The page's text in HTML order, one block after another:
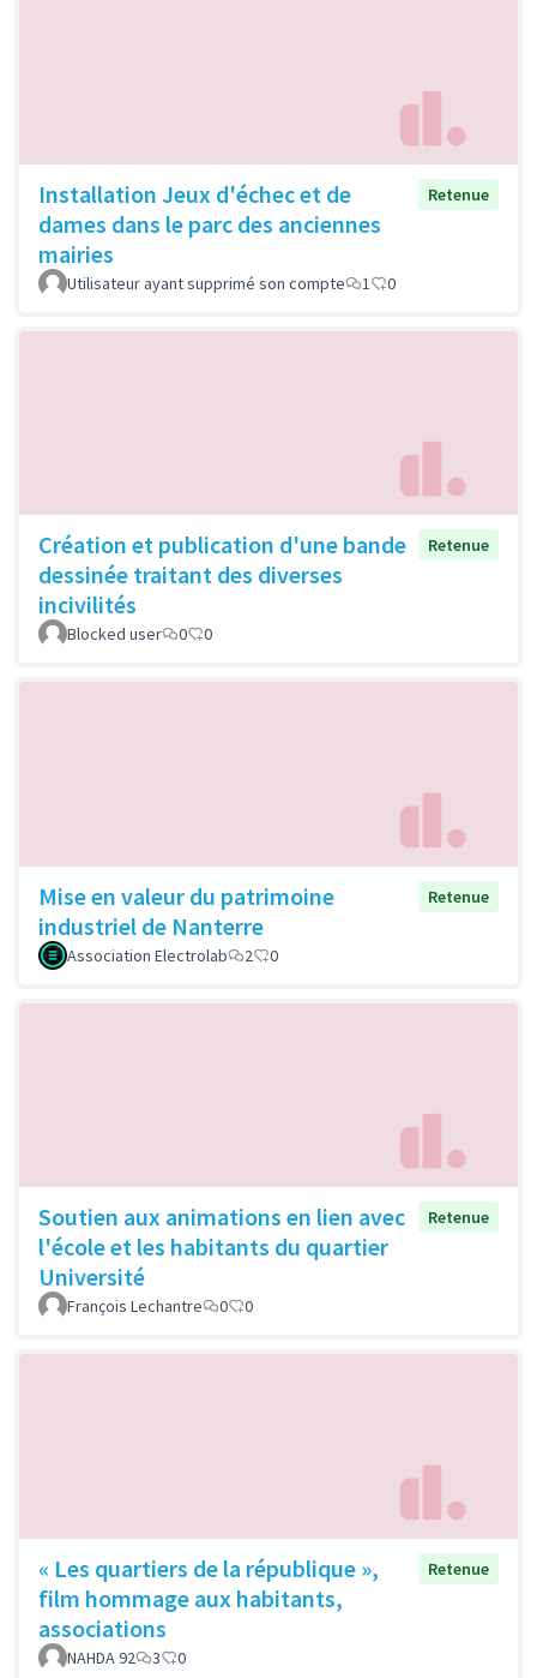
Installation Jeux d'échec et de
dames dans le parc des anciennes
mairies
Retenue
Utilisateur ayant supprimé son compte 1 0
Création et publication d'une bande
dessinée traitant des diverses
incivilités
Retenue
Blocked user 0 0
Mise en valeur du patrimoine
industriel de Nanterre
Retenue
Association Electrolab 2 0
Soutien aux animations en lien avec
l'école et les habitants du quartier
Université
Retenue
François Lechantre 0 0
« Les quartiers de la république »,
film hommage aux habitants,
associations
Retenue
NAHDA 92 3 0